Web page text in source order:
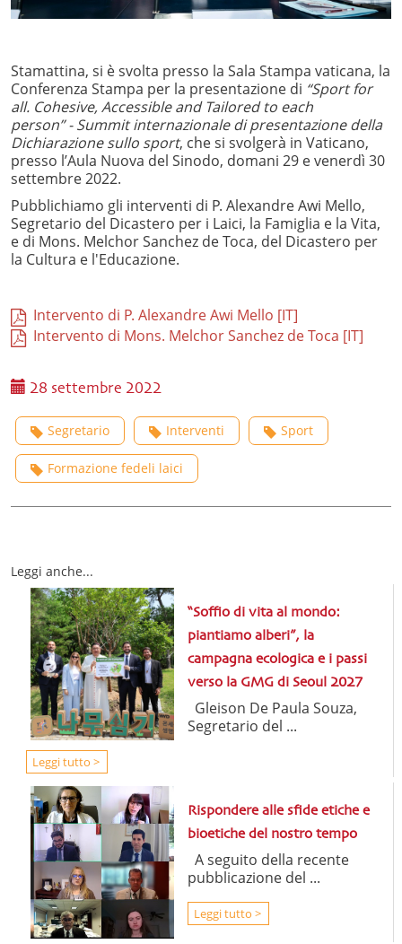
Stamattina, si è svolta presso la Sala Stampa vaticana, la
Conferenza Stampa per la presentazione di “Sport for
all. Cohesive, Accessible and Tailored to each
person” - Summit internazionale di presentazione della
Dichiarazione sullo sport, che si svolgerà in Vaticano,
presso l’Aula Nuova del Sinodo, domani 29 e venerdì 30
settembre 2022.
Pubblichiamo gli interventi di P. Alexandre Awi Mello,
Segretario del Dicastero per i Laici, la Famiglia e la Vita,
e di Mons. Melchor Sanchez de Toca, del Dicastero per
la Cultura e l'Educazione.
Intervento di P. Alexandre Awi Mello [IT]
Intervento di Mons. Melchor Sanchez de Toca [IT]
28 settembre 2022
Segretario Interventi Sport
Formazione fedeli laici
Leggi anche...
“Soffio di vita al mondo:
piantiamo alberi”, la
campagna ecologica e i passi
verso la GMG di Seoul 2027
Gleison De Paula Souza,
Segretario del ...
Leggi tutto >
Rispondere alle sfide etiche e
bioetiche del nostro tempo
A seguito della recente
pubblicazione del ...
Leggi tutto >